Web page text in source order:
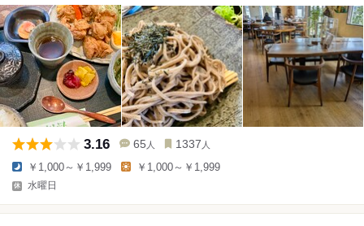
3.16 65 人 1337 人
￥1,000～￥1,999 ￥1,000～￥1,999
水曜日